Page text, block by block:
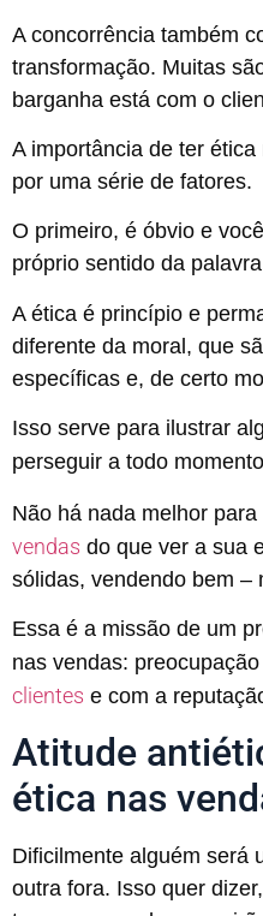
A concorrência também
transformação. Muitas
barganha está com o
A importância de ter
por uma série de fatores.
O primeiro, é óbvio e
próprio sentido da
A ética é princípio e
diferente da moral, que
específicas e, de certo
Isso serve para ilustrar
perseguir a todo
Não há nada melhor
vendas do que ver a sua
sólidas, vendendo bem –
Essa é a missão de um
nas vendas:
clientes e com a
Atitude
ética nas
Dificilmente alguém será
outra fora. Isso quer